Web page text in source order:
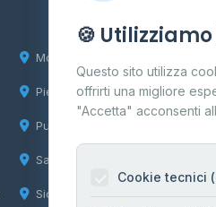
Molise
Piemonte
Puglia
Sardegna
Sicilia
Per
🍪
Questo sito utilizza
offrirti una migliore
"Accetta" acconsenti
Cookie tecnici